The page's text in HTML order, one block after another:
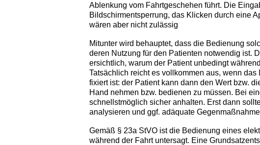
Ablenkung vom Fahrtgeschehen führt. Die
Bildschirmentsperrung, das Klicken durch eine
wären aber nicht zulässig
Mitunter wird behauptet, dass die Bedienung
deren Nutzung für den Patienten notwendig ist.
ersichtlich, warum der Patient unbedingt
Tatsächlich reicht es vollkommen aus, wenn
fixiert ist: der Patient kann dann den Wert bzw.
Hand nehmen bzw. bedienen zu müssen. Bei
schnellstmöglich sicher anhalten. Erst dann
analysieren und ggf. adäquate
Gemäß § 23a StVO ist die Bedienung eines
während der Fahrt untersagt. Eine